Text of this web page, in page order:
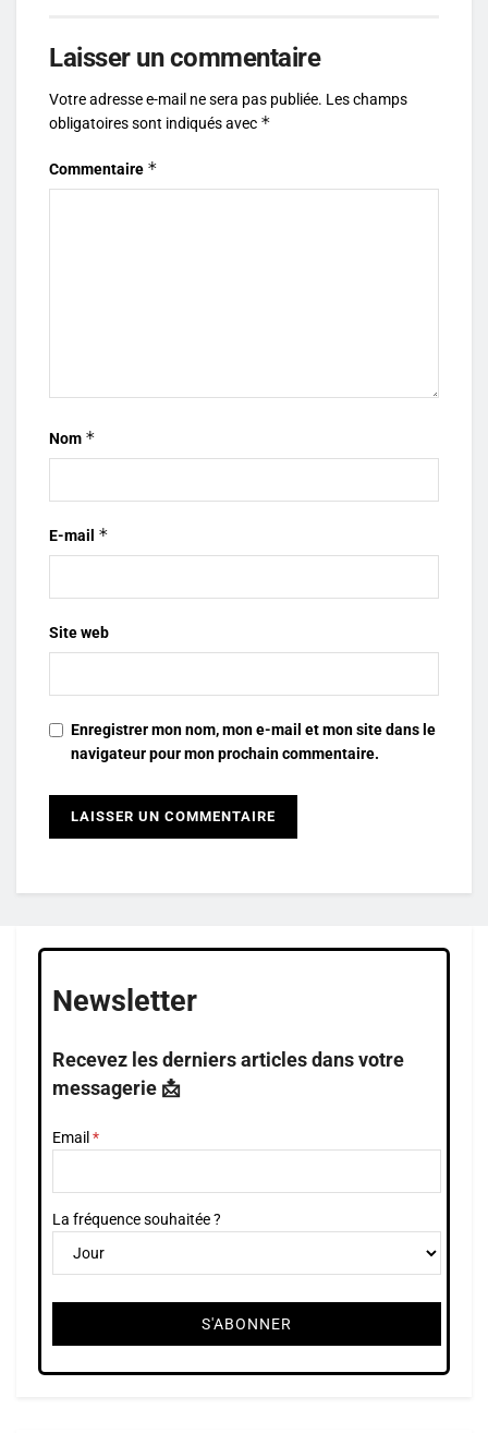
Laisser un commentaire
Votre adresse e-mail ne sera pas publiée. Les champs
obligatoires sont indiqués avec *
Commentaire *
Nom *
E-mail *
Site web
Enregistrer mon nom, mon e-mail et mon site dans le
navigateur pour mon prochain commentaire.
Newsletter
Recevez les derniers articles dans votre
messagerie 📩
Email
La fréquence souhaitée ?